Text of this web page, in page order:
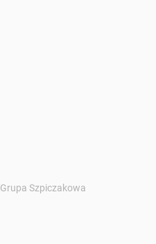
Szpiczakowa